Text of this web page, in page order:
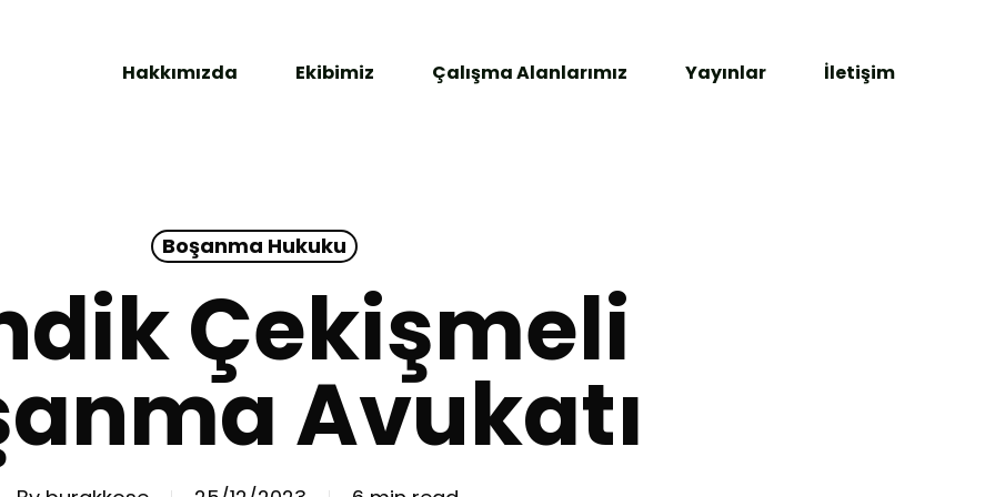
Hakkımızda Ekibimiz Çalışma Alanlarımız Yayınlar İletişim
Boşanma Hukuku
Çekişmeli
Avukatı